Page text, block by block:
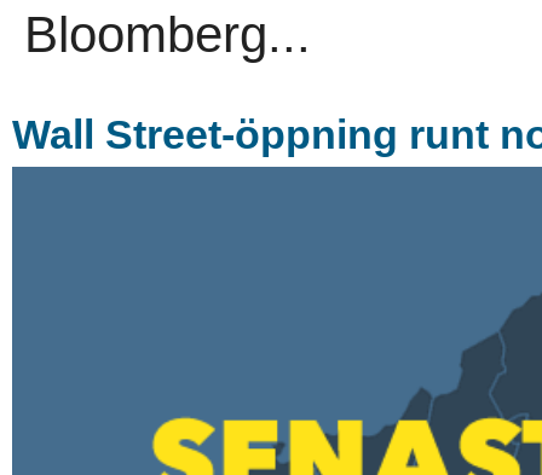
Bloomberg...
Wall Street-öppning runt